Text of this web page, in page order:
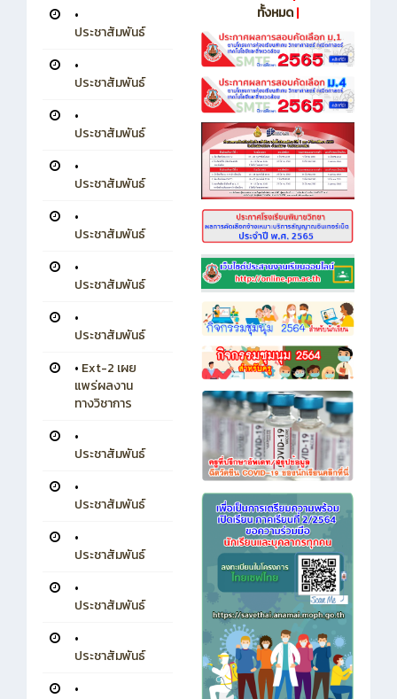
•
ประชาสัมพันธ์
•
ประชาสัมพันธ์
•
ประชาสัมพันธ์
•
ประชาสัมพันธ์
•
ประชาสัมพันธ์
•
ประชาสัมพันธ์
•
ประชาสัมพันธ์
• Ext-2 เผย
แพร่ผลงาน
ทางวิชาการ
•
ประชาสัมพันธ์
•
ประชาสัมพันธ์
•
ประชาสัมพันธ์
•
ประชาสัมพันธ์
•
ประชาสัมพันธ์
•
ทั้งหมด|